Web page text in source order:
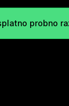
probno